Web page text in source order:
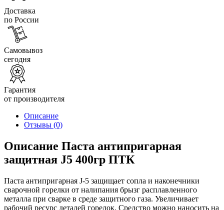
Доставка
по России
Самовывоз
сегодня
Гарантия
от производителя
Описание
Отзывы (0)
Описание Паста антипригарная
защитная J5 400гр ПТК
Паста антипригарная J-5 защищает сопла и наконечники
сварочной горелки от налипания брызг расплавленного
металла при сварке в среде защитного газа. Увеличивает
рабочий ресурс деталей горелок. Средство можно наносить на